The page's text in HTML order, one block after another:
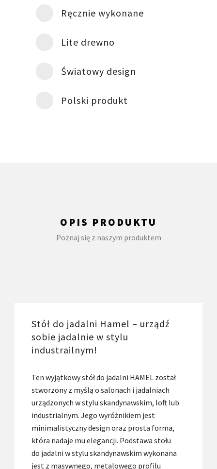
Ręcznie wykonane
Lite drewno
Światowy design
Polski produkt
OPIS PRODUKTU
Poznaj się z naszym produktem
Stół do jadalni Hamel – urządź
sobie jadalnie w stylu
industrailnym!
Ten wyjątkowy stół do jadalni HAMEL został
stworzony z myślą o salonach i jadalniach
urządzonych w stylu skandynawskim, loft lub
industrialnym. Jego wyróżnikiem jest
minimalistyczny design oraz prosta forma,
która nadaje mu elegancji. Podstawa stołu
do jadalni w stylu skandynawskim wykonana
jest z masywnego, metalowego profilu